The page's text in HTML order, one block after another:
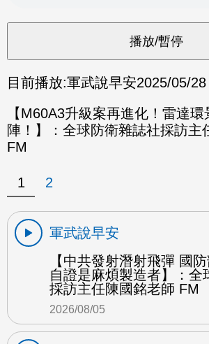
目前播放:軍武說早安2025/05/28
【M60A3升級案再進化！雷達
陣！】：全球防衛雜誌社採訪主
FM
1 2
軍武說早安
【中共發射潛射飛彈 國
自證是麻煩製造者】：全
採訪主任陳國銘老師 FM
2026/08/05